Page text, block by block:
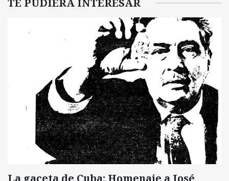
TE PUDIERA INTERESAR
La gaceta de Cuba: Homenaje a José